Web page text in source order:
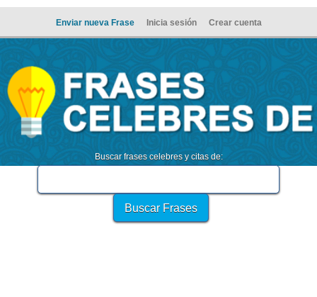
Enviar nueva Frase Inicia sesión Crear cuenta
Buscar frases celebres y citas de: